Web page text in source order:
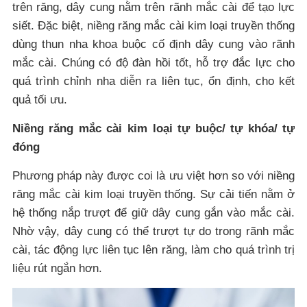
trên răng, dây cung nằm trên rãnh mắc cài để tạo lực
siết. Đặc biệt, niềng răng mắc cài kim loại truyền thống
dùng thun nha khoa buộc cố định dây cung vào rãnh
mắc cài. Chúng có độ đàn hồi tốt, hỗ trợ đắc lực cho
quá trình chỉnh nha diễn ra liên tục, ổn định, cho kết
quả tối ưu.
Niềng răng mắc cài kim loại tự buộc/ tự khóa/ tự
đóng
Phương pháp này được coi là ưu việt hơn so với niềng
răng mắc cài kim loại truyền thống. Sự cải tiến nằm ở
hệ thống nắp trượt để giữ dây cung gắn vào mắc cài.
Nhờ vậy, dây cung có thể trượt tự do trong rãnh mắc
cài, tác động lực liên tục lên răng, làm cho quá trình trị
liệu rút ngắn hơn.